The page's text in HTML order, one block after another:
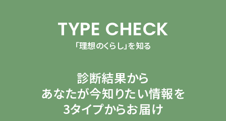
TYPE CHECK
「理想のくらし」を知る
診断結果から
あなたが今知りたい情報を
3タイプからお届け